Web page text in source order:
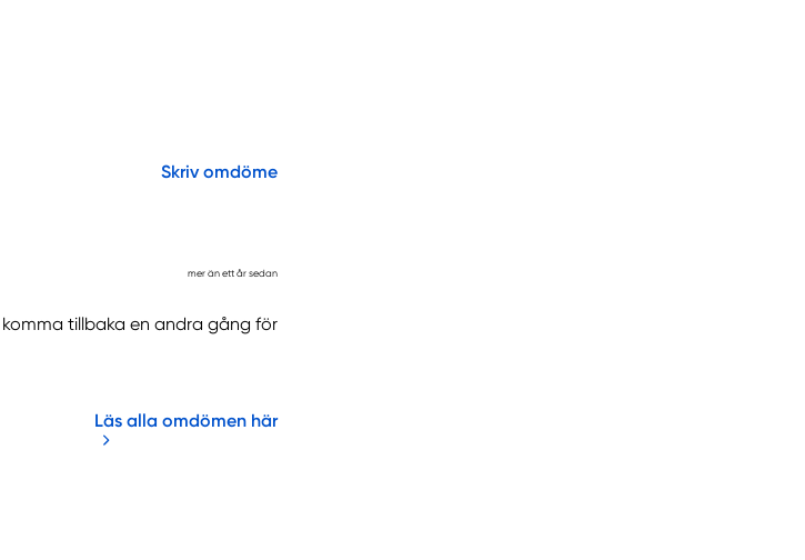
Skriv omdöme
mer än ett år sedan
tillbaka en andra gång för
Läs alla omdömen här